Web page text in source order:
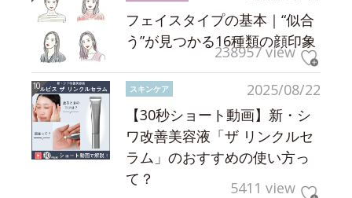
フェイスタイプの基本｜“似合
う”が見つかる16種類の顔印象
238957 view
2025/08/22
スキンケア
【30秒ショート動画】新・シ
ワ改善美容液「ザ リンクルセ
ラム」のおすすめの使い方っ
て？
5411 view